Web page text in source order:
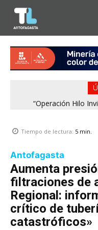
“Operación Hilo
Tiempo de lectura: 5 min.
Antofagasta
Aumenta
filtraciones de
Regional:
crítico de
catastróficos»